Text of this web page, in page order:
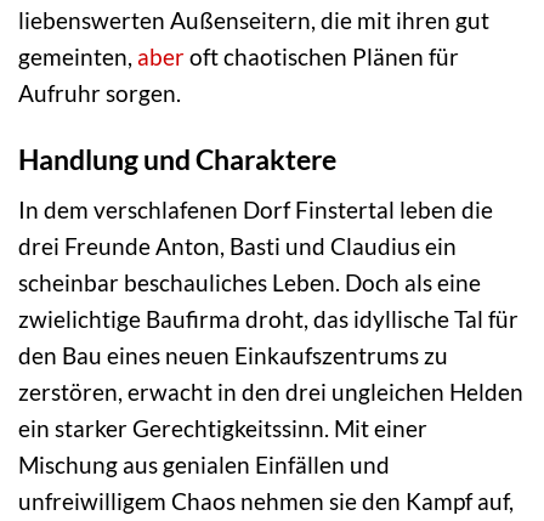
liebenswerten Außenseitern, die mit ihren gut
gemeinten, aberoft chaotischen Plänen für
Aufruhr sorgen.
Handlung und Charaktere
In dem verschlafenen Dorf Finstertal leben die
drei Freunde Anton, Basti und Claudius ein
scheinbar beschauliches Leben. Doch als eine
zwielichtige Baufirma droht, das idyllische Tal für
den Bau eines neuen Einkaufszentrums zu
zerstören, erwacht in den drei ungleichen Helden
ein starker Gerechtigkeitssinn. Mit einer
Mischung aus genialen Einfällen und
unfreiwilligem Chaos nehmen sie den Kampf auf,